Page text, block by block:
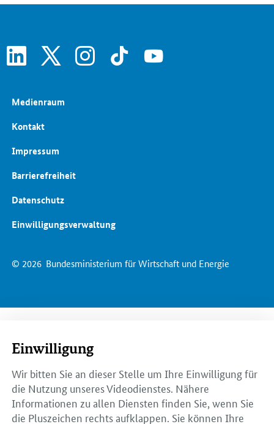
linkedin instagram tiktok youtube
© 2026 Bundesministerium für Wirtschaft und Energie
Medienraum
Kontakt
Impressum
Barrierefreiheit
Datenschutz
Einwilligungsverwaltung
Einwilligung
Wir bitten Sie an dieser Stelle um Ihre Einwilligung für
die Nutzung unseres Videodienstes. Nähere
Informationen zu allen Diensten finden Sie, wenn Sie
die Pluszeichen rechts aufklappen. Sie können Ihre